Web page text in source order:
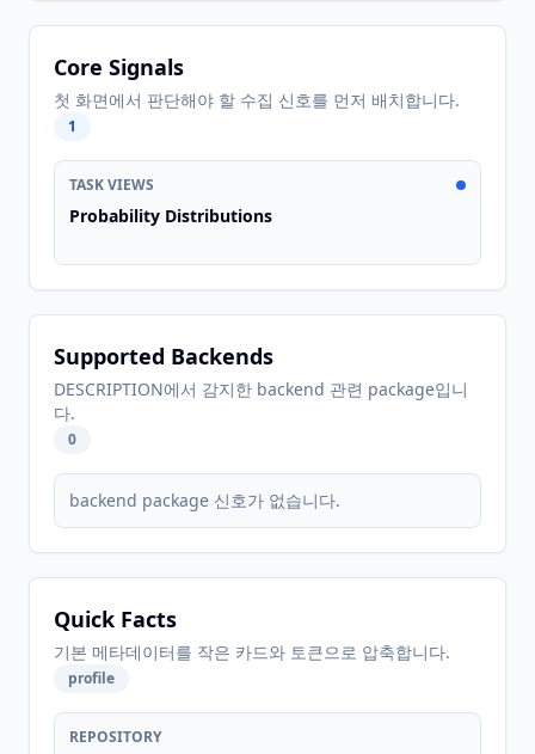
Core Signals
첫 화면에서 판단해야 할 수집 신호를 먼저 배치합니다.
1
TASK VIEWS
Probability Distributions
Supported Backends
DESCRIPTION에서 감지한 backend 관련 package입니
다.
0
backend package 신호가 없습니다.
Quick Facts
기본 메타데이터를 작은 카드와 토큰으로 압축합니다.
profile
REPOSITORY